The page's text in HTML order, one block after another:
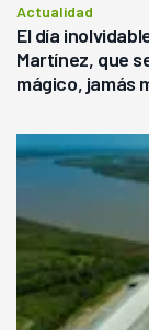
Actualidad
El día
Martínez, que
mágico, jamás